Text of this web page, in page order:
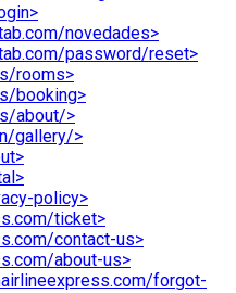
novedades>
password/reset>
rooms>
booking>
about/>
gallery/>
policy>
ticket>
contact-us>
about-us>
forgot-